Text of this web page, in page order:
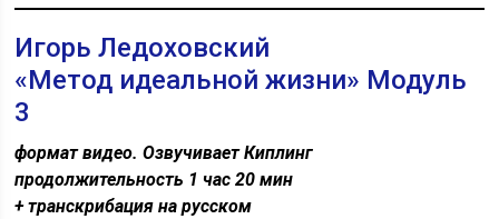
Игорь Ледоховский
«Метод идеальной жизни» Модуль
3
формат видео. Озвучивает Киплинг
продолжительность 1 час 20 мин
+ транскрибация на русском